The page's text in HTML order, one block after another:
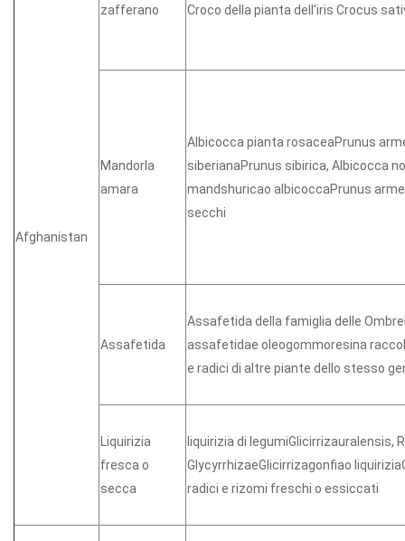
Afghanistan
zafferano Croco della pianta dell'iris Crocus
Mandorla
amara
Albicocca pianta rosaceaPrunus
siberianaPrunus sibirica, Albicocca
mandshuricao albicoccaPrunus
secchi
Assafetida
Assafetida della famiglia delle
assafetidae oleogommoresina
e radici di altre piante dello stesso
Liquirizia
fresca o
secca
liquirizia di legumiGlicirrizauralensis,
GlycyrrhizaeGlicirrizagonfiao
radici e rizomi freschi o essiccati